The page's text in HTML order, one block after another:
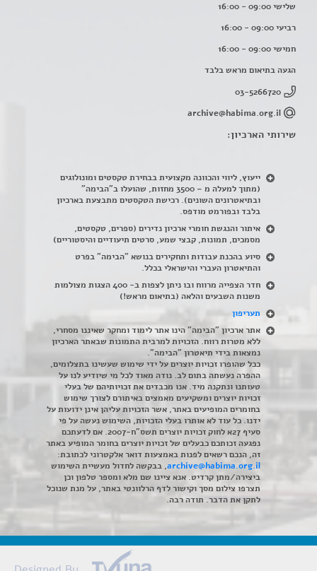
שלישי 09:00 - 16:00
רביעי 09:00 - 16:00
חמישי 09:00 - 16:00
הגעה בתיאום מראש בלבד
03-5266720
archive@habima.org.il
שירותי הארכיון:
ייעוץ, ליווי והכוונה מקצועית בבחירת טקסטים ומונולוגים
(מתוך למעלה מ – 3500 מחזות, שהועלו ב"הבימה"
ובתיאטרונים השונים). רכישת הטקסטים מתבצעת בארכיון
בלבד ובפורמט מודפס.
איתור והנגשת חומרי ארכיון נדירים (ספרים, טקסטים,
מסמכים, תמונות, קבצי שמע, סרטים תיעודיים והיסטוריים)
סיוע בהכנת עבודות ותחקירים בנושא "הבימה" בפרט
והתיאטרון העברי והישראלי בכלל.
חדר הצפייה מרווח ובו ניתן לצפות ב- 400 הצגות מצולמות
משנות השבעים והלאה (בתיאום מראש!)
תעריפון
אתר ארכיון "הבימה" הינו אתר לימוד ומחקר שאיננו מסחרי,
ללא מטרות רווח. הזכויות למרבית התמונות שבאתר הארכיון
נמצאות בידי תיאטרון "הבימה".
ככל שהופרו זכויות יוצרים על ידי שימוש שעשינו בתצלומים,
ההפרה נעשתה בתום לב. נודה מאוד לכל מי שיודיע לנו על
טעותנו ונתקנה מיד. אנו מכבדים את זכויותיהם של בעלי
זכויות יוצרים ומשקיעים מאמצים באיתורם לצורך שימוש
בחומרים המופיעים באתר, אשר הזכויות עליהן אינן ידועות על
ידנו. כל עוד לא אותרו בעלי הזכויות, השימוש נעשה על פי
סעיף 27א לחוק זכויות יוצרים תשס"ח-2007. אם לדעתכם
נפגעה זכותכם כבעלים של זכויות יוצרים בחומר המופיע באתר
זה, הנכם רשאים לפנות באמצעות דואר אלקטרוני לכתובת:
archive@habima.org.il, בבקשה לחדול מעשיית השימוש
ביצירה/מתן קרדיט. אנא ציינו שם מלא ומספר טלפון וכן
תצרפו צילום מסך וקישור לדף הרלוונטי באתר, על מנת שנוכל
לתקן את הדבר. תודה רבה.